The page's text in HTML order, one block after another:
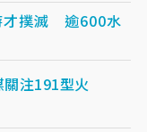
才撲滅 逾600水
注191型火